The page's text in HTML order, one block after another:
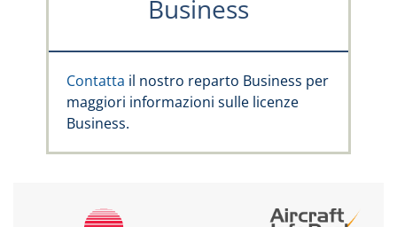
Business
Contatta il nostro reparto Business per
maggiori informazioni sulle licenze
Business.